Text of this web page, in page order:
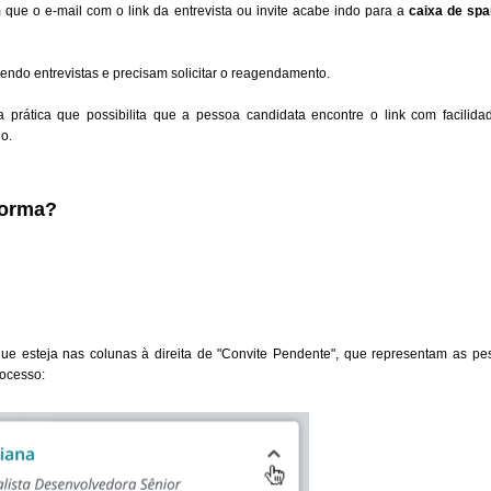
o e-mail com o link da entrevista ou invite acabe indo para acaixa de
entrevistas e precisam solicitar o reagendamento.
prática que possibilita que a pessoa candidata encontre o link com
esteja nas colunas à direita de "Convite Pendente", que representam as